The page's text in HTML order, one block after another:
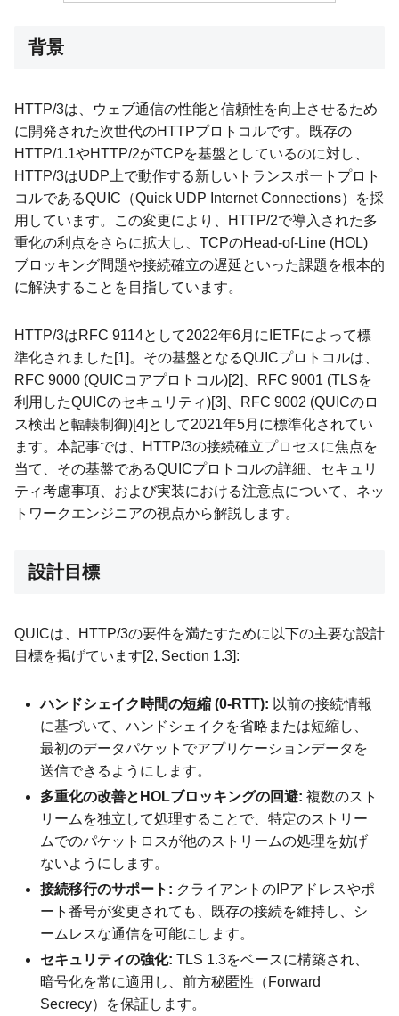
背景
HTTP/3は、ウェブ通信の性能と信頼性を向上させるため
に開発された次世代のHTTPプロトコルです。既存の
HTTP/1.1やHTTP/2がTCPを基盤としているのに対し、
HTTP/3はUDP上で動作する新しいトランスポートプロト
コルであるQUIC（Quick UDP Internet Connections）を採
用しています。この変更により、HTTP/2で導入された多
重化の利点をさらに拡大し、TCPのHead-of-Line (HOL)
ブロッキング問題や接続確立の遅延といった課題を根本的
に解決することを目指しています。
HTTP/3はRFC 9114として2022年6月にIETFによって標
準化されました[1]。その基盤となるQUICプロトコルは、
RFC 9000 (QUICコアプロトコル)[2]、RFC 9001 (TLSを
利用したQUICのセキュリティ)[3]、RFC 9002 (QUICのロ
ス検出と輻輳制御)[4]として2021年5月に標準化されてい
ます。本記事では、HTTP/3の接続確立プロセスに焦点を
当て、その基盤であるQUICプロトコルの詳細、セキュリ
ティ考慮事項、および実装における注意点について、ネッ
トワークエンジニアの視点から解説します。
設計目標
QUICは、HTTP/3の要件を満たすために以下の主要な設計
目標を掲げています[2, Section 1.3]:
ハンドシェイク時間の短縮 (0-RTT): 以前の接続情報
に基づいて、ハンドシェイクを省略または短縮し、
最初のデータパケットでアプリケーションデータを
送信できるようにします。
多重化の改善とHOLブロッキングの回避: 複数のスト
リームを独立して処理することで、特定のストリー
ムでのパケットロスが他のストリームの処理を妨げ
ないようにします。
接続移行のサポート: クライアントのIPアドレスやポ
ート番号が変更されても、既存の接続を維持し、シ
ームレスな通信を可能にします。
セキュリティの強化: TLS 1.3をベースに構築され、
暗号化を常に適用し、前方秘匿性（Forward
Secrecy）を保証します。